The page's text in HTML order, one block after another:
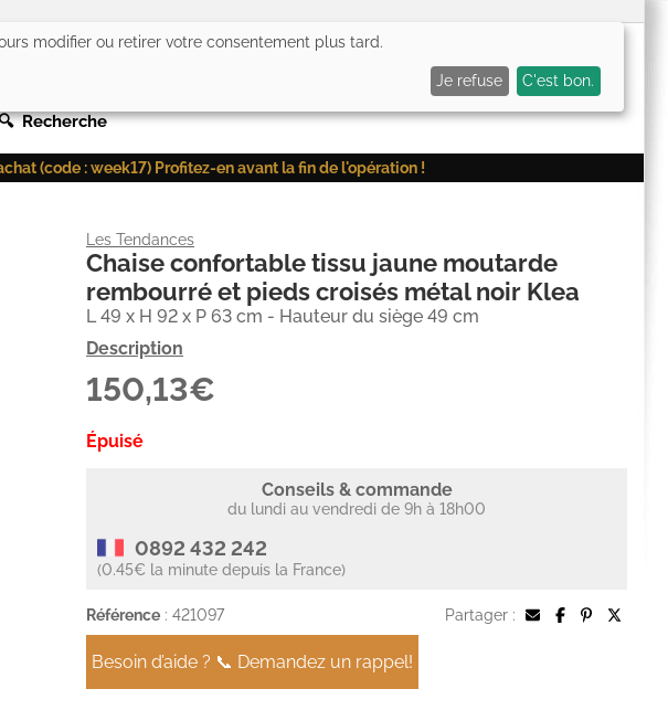
0) Mon panier (0
Recherche
(code : week17) Profitez-en avant la fin de l'opération !
Les Tendances
Chaise confortable tissu jaune moutarde
rembourré et pieds croisés métal noir Klea
L 49 x H 92 x P 63 cm - Hauteur du siège 49 cm
Description
150,13€
Épuisé
Conseils & commande
du lundi au vendredi de 9h à 18h00
0892 432 242
(0.45€ la minute depuis la France)
Référence : 421097 Partager :
Besoin d’aide ? 📞 Demandez un rappel!
modifier ou retirer votre consentement plus tard.
Je refuse C'est bon.